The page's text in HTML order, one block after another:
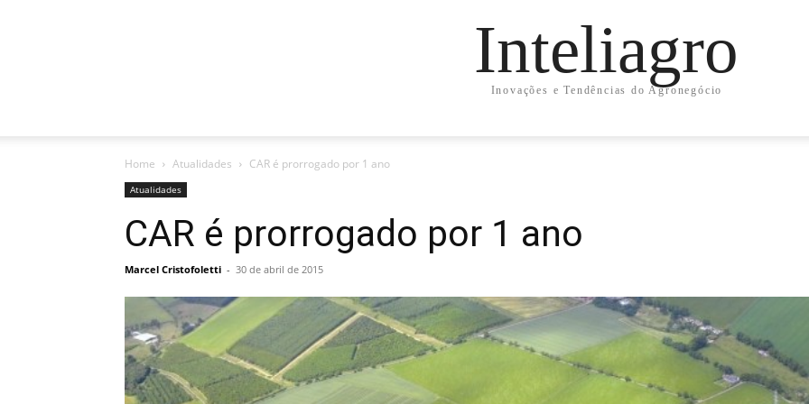
Inteliagro
Inovações e Tendências do Agronegócio
Home Atualidades CAR é prorrogado por 1 ano
Atualidades
CAR é prorrogado por 1 ano
Marcel Cristofoletti - 30 de abril de 2015